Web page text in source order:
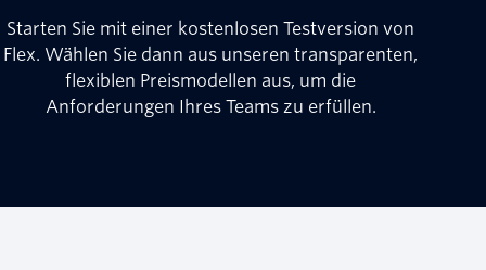
Starten Sie mit einer kostenlosen Testversion von
Flex. Wählen Sie dann aus unseren transparenten,
flexiblen Preismodellen aus, um die
Anforderungen Ihres Teams zu erfüllen.